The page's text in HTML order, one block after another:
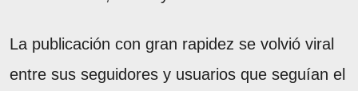
La publicación con gran rapidez se volvió viral
entre sus seguidores y usuarios que seguían el